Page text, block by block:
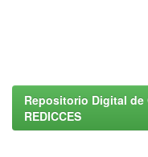
Repositorio Digital de
REDICCES